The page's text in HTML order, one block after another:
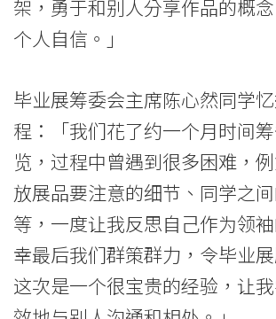
会
大
学
架，勇于和别人分享作品的概
个人自信。」
毕业展筹委会主席陈心然同学
程：「我们花了约一个月时间
览，过程中曾遇到很多困难，
放展品要注意的细节、同学之
等，一度让我反思自己作为领
幸最后我们群策群力，令毕业展
这次是一个很宝贵的经验，让